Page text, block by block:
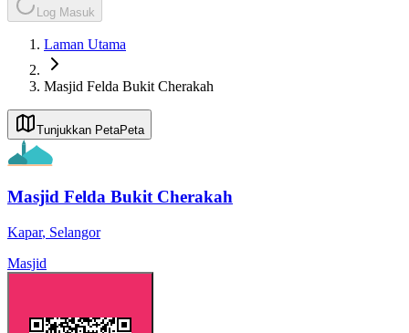
Log Masuk
Laman Utama
Masjid Felda Bukit Cherakah
Tunjukkan PetaPeta
Masjid Felda Bukit Cherakah
Kapar, Selangor
Masjid